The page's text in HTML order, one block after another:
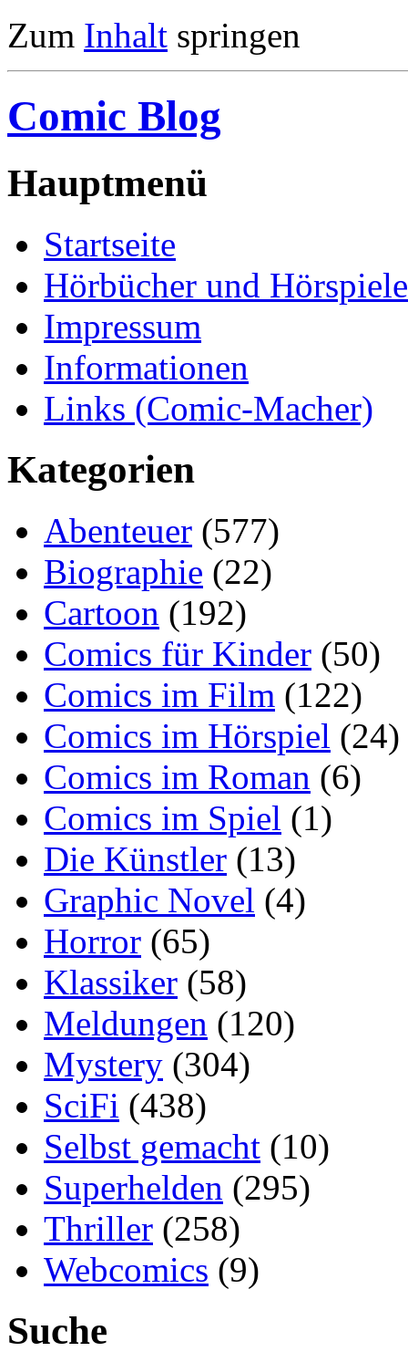
Zum Inhalt springen
Comic Blog
Hauptmenü
Startseite
Hörbücher und Hörspiele
Impressum
Informationen
Links (Comic-Macher)
Kategorien
Abenteuer (577)
Biographie (22)
Cartoon (192)
Comics für Kinder (50)
Comics im Film (122)
Comics im Hörspiel (24)
Comics im Roman (6)
Comics im Spiel (1)
Die Künstler (13)
Graphic Novel (4)
Horror (65)
Klassiker (58)
Meldungen (120)
Mystery (304)
SciFi (438)
Selbst gemacht (10)
Superhelden (295)
Thriller (258)
Webcomics (9)
Suche